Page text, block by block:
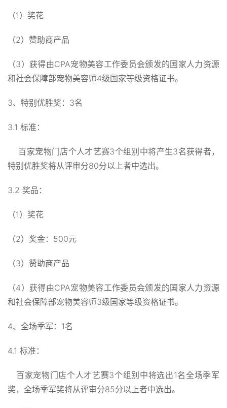
（1）奖花
（2）赞助商产品
（3）获得由CPA宠物美容工作委员会颁发的国家人力资源
和社会保障部宠物美容师4级国家等级资格证书。
3、特别优胜奖：3名
3.1 标准：
百家宠物门店个人才艺赛3个组别中将产生3名获得者，
特别优胜奖将从评审分80分以上者中选出。
3.2 奖品：
（1）奖花
（2）奖金：500元
（3）赞助商产品
（4）获得由CPA宠物美容工作委员会颁发的国家人力资源
和社会保障部宠物美容师3级国家等级资格证书。
4、全场季军：1名
4.1 标准：
百家宠物门店个人才艺赛3个组别中将选出1名全场季军
奖，全场季军奖将从评审分85分以上者中选出。